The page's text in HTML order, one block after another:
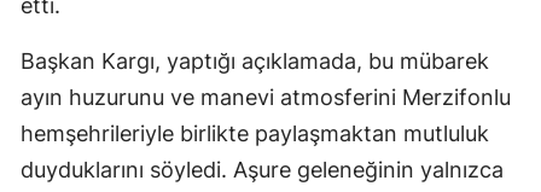
etti.
Başkan Kargı, yaptığı açıklamada, bu mübarek
ayın huzurunu ve manevi atmosferini Merzifonlu
hemşehrileriyle birlikte paylaşmaktan mutluluk
duyduklarını söyledi. Aşure geleneğinin yalnızca